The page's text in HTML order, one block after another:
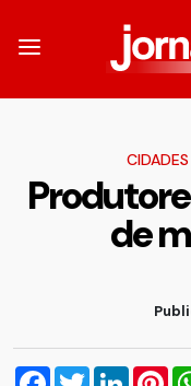
de
Facebook
TwitterLinkedIn